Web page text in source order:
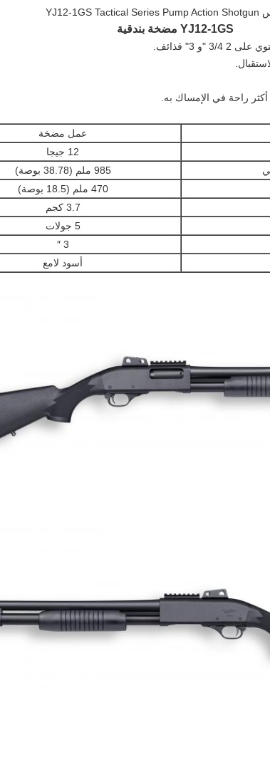
YJ12-1GS مضخة بندقية
راحة في الإمساك به.
عمل مضخة
12 جيجا
985 ملم (38.78 بوصة)
470 ملم (18.5 بوصة)
3.7 كجم
5 جولات
3 ″
أسود لامع